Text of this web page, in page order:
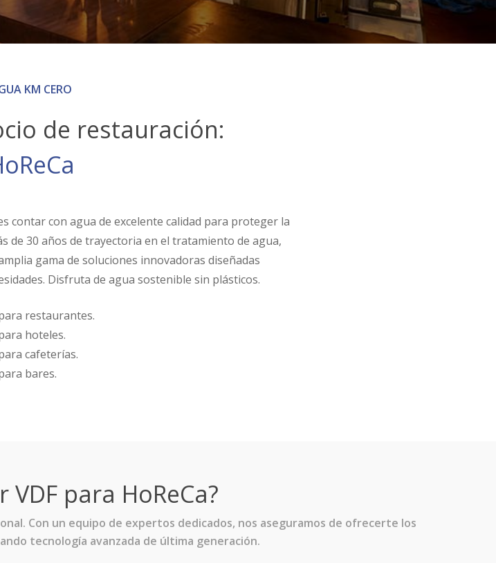
KM CERO
de restauración:
contar con agua de excelente calidad para proteger la
de 30 años de trayectoria en el tratamiento de agua,
gama de soluciones innovadoras diseñadas
Disfruta de agua sostenible sin plásticos.
restaurantes.
hoteles.
cafeterías.
bares.
para HoReCa?
Con un equipo de expertos dedicados, nos aseguramos de ofrecerte los
tecnología avanzada de última generación.